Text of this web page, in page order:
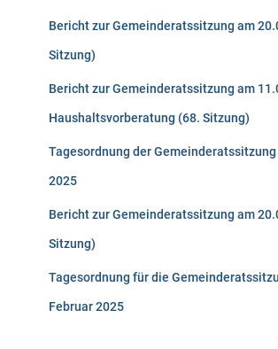
Bericht zur Gemeinderatssitzung am
Sitzung)
Bericht zur Gemeinderatssitzung am
Haushaltsvorberatung (68. Sitzung)
Tagesordnung der
2025
Bericht zur Gemeinderatssitzung am
Sitzung)
Tagesordnung für die
Februar 2025